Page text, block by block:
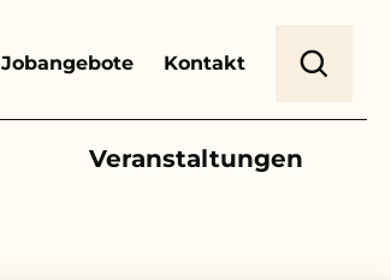
Jobangebote Kontakt
Veranstaltungen